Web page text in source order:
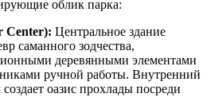
облик парка:
Center): Центральное здание
саманного зодчества,
деревянными элементами
ручной работы. Внутренний
оазис прохлады посреди